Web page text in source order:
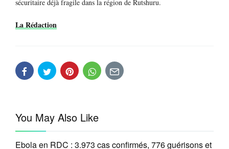
sécuritaire déjà fragile dans la région de Rutshuru.
La Rédaction
You May Also Like
Ebola en RDC : 3.973 cas confirmés, 776 guérisons et